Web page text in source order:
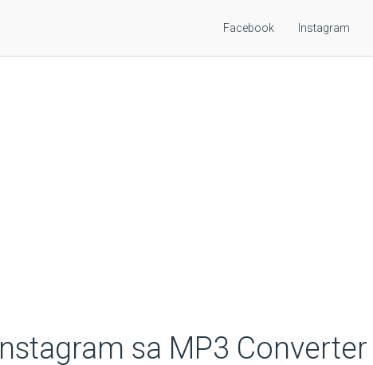
Facebook Instagram
sa MP3 Converter